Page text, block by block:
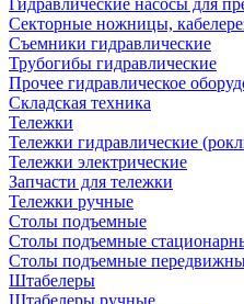
Гидравлические насосы для
Секторные ножницы,
Съемники гидравлические
Трубогибы гидравлические
Прочее гидравлическое
Складская техника
Тележки
Тележки гидравлические
Тележки электрические
Запчасти для тележки
Тележки ручные
Столы подъемные
Столы подъемные
Столы подъемные
Штабелеры
Штабелеры ручные